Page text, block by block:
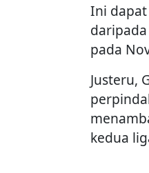
Ini
pada
Justeru,
kedua